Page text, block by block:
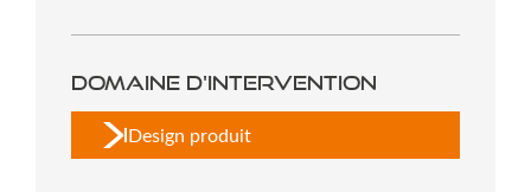
Domaine d'intervention
Design produit